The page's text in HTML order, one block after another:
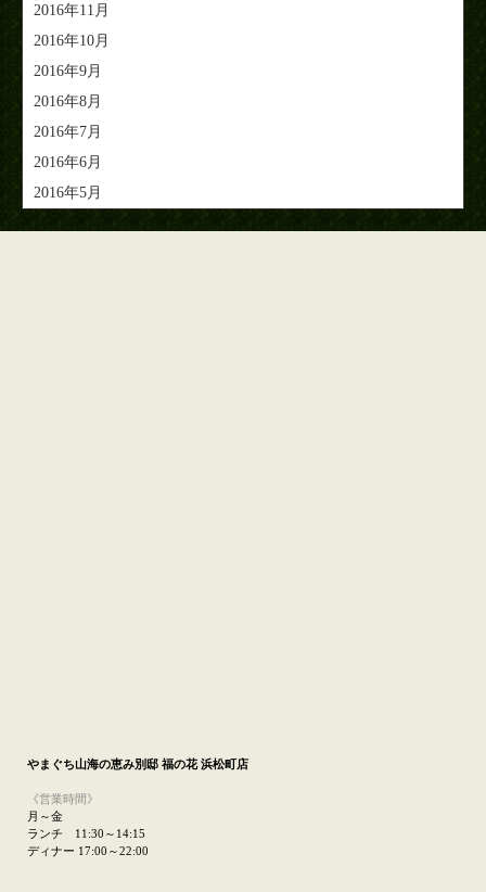
2016年11月
2016年10月
2016年9月
2016年8月
2016年7月
2016年6月
2016年5月
やまぐち山海の恵み別邸 福の花 浜松町店
《営業時間》
月～金
ランチ 11:30～14:15
ディナー 17:00～22:00